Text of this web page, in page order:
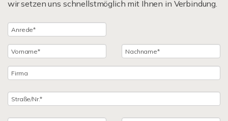
wir setzen uns schnellstmöglich mit Ihnen in Verbindung.